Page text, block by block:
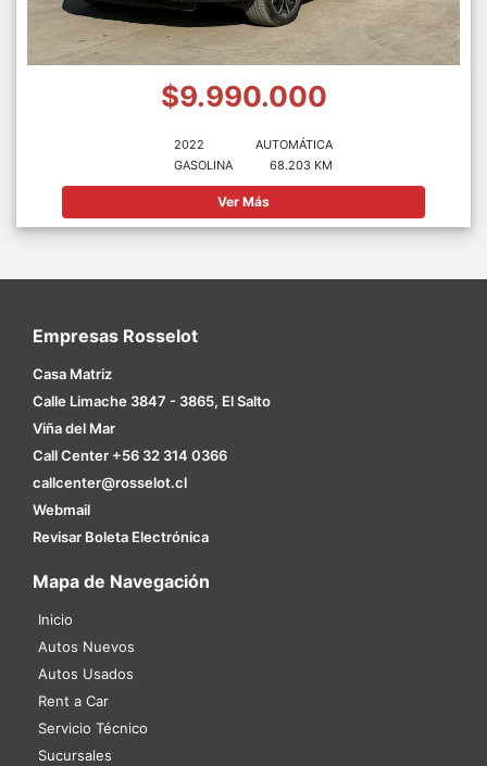
$9.990.000
2022
GASOLINA
AUTOMÁTICA
68.203 KM
Ver Más
Empresas Rosselot
Casa Matriz
Calle Limache 3847 - 3865, El Salto
Viña del Mar
Call Center +56 32 314 0366
callcenter@rosselot.cl
Webmail
Revisar Boleta Electrónica
Mapa de Navegación
Inicio
Autos Nuevos
Autos Usados
Rent a Car
Servicio Técnico
Sucursales